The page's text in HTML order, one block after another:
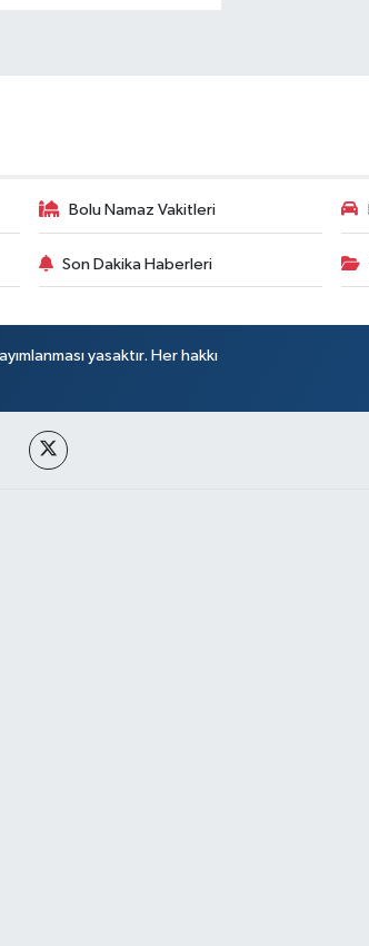
Bolu Namaz Vakitleri
Son Dakika Haberleri
yasaktır. Her hakkı